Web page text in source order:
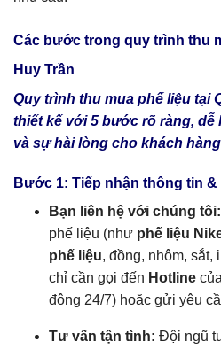
Các bước trong quy trình thu
Huy Trần
Quy trình thu mua phế liệu tại
thiết kế với 5 bước rõ ràng, dễ
và sự hài lòng cho khách
Bước 1: Tiếp nhận thông tin
Bạn liên hệ với chúng tôi:
phế liệu (như phế liệu
phế liệu, đồng, nhôm, sắt,
chỉ cần gọi đến Hotline
động 24/7) hoặc gửi yêu
Tư vấn tận tình: Đội ngũ